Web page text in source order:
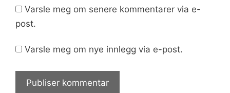
Varsle meg om senere kommentarer via e-
post.
Varsle meg om nye innlegg via e-post.